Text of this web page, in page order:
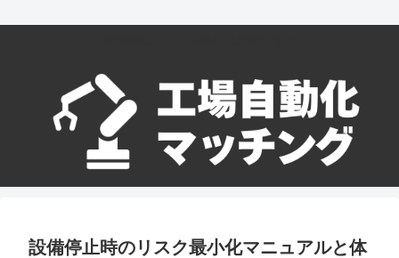
設備停止時のリスク最小化マニュアルと体